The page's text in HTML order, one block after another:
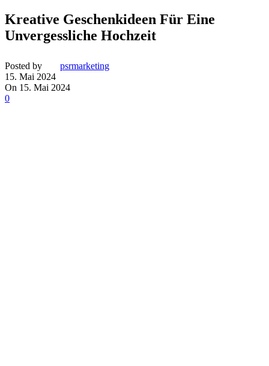
Kreative Geschenkideen Für Eine
Unvergessliche Hochzeit
Posted by
psrmarketing
15. Mai 2024
On 15. Mai 2024
0